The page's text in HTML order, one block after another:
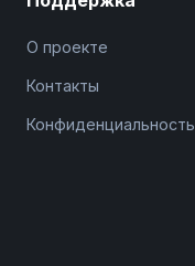
О проекте
Контакты
Конфиденциальность